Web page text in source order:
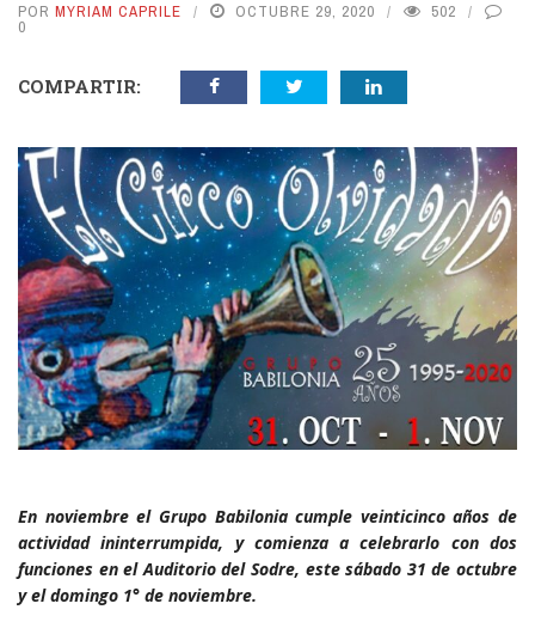
POR MYRIAM CAPRILE OCTUBRE 29, 2020 502
0
COMPARTIR:
En noviembre el Grupo Babilonia cumple veinticinco años de
actividad ininterrumpida, y comienza a celebrarlo con dos
funciones en el Auditorio del Sodre, este sábado 31 de octubre
y el domingo 1° de noviembre.